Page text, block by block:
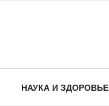
НАУКА И ЗДОРОВЬЕ